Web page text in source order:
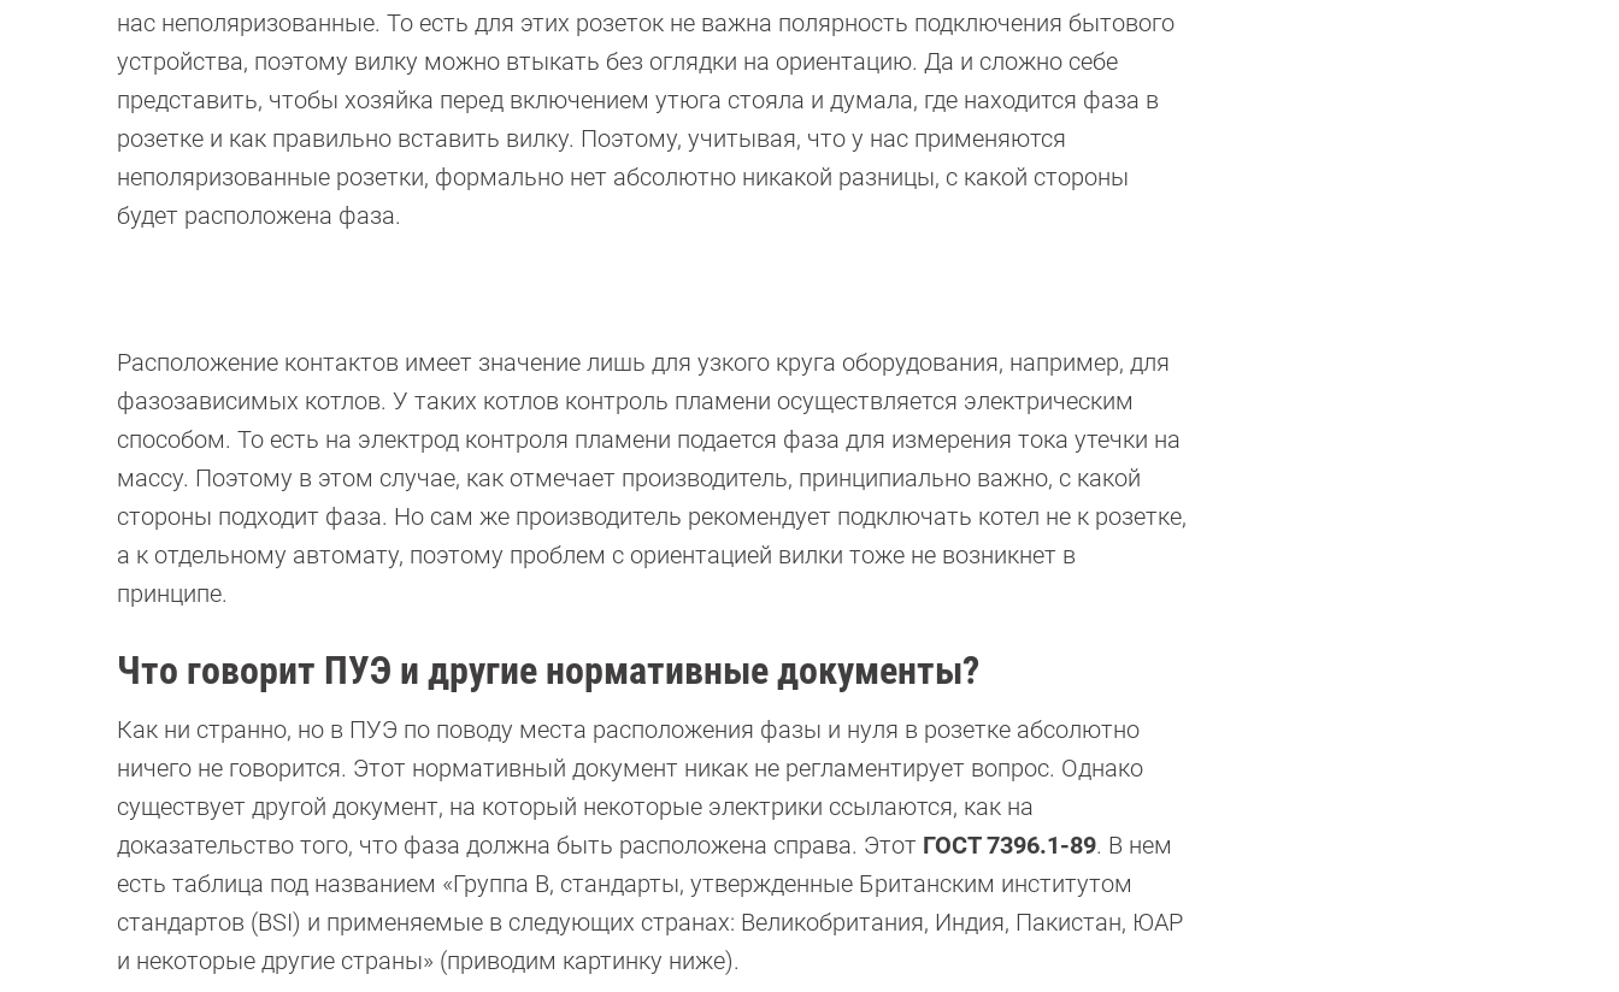
нас неполяризованные. То есть для этих розеток не важна полярность подключения бытового
устройства, поэтому вилку можно втыкать без оглядки на ориентацию. Да и сложно себе
представить, чтобы хозяйка перед включением утюга стояла и думала, где находится фаза в
розетке и как правильно вставить вилку. Поэтому, учитывая, что у нас применяются
неполяризованные розетки, формально нет абсолютно никакой разницы, с какой стороны
будет расположена фаза.
Расположение контактов имеет значение лишь для узкого круга оборудования, например, для
фазозависимых котлов. У таких котлов контроль пламени осуществляется электрическим
способом. То есть на электрод контроля пламени подается фаза для измерения тока утечки на
массу. Поэтому в этом случае, как отмечает производитель, принципиально важно, с какой
стороны подходит фаза. Но сам же производитель рекомендует подключать котел не к розетке,
а к отдельному автомату, поэтому проблем с ориентацией вилки тоже не возникнет в
принципе.
Что говорит ПУЭ и другие нормативные документы?
Как ни странно, но в ПУЭ по поводу места расположения фазы и нуля в розетке абсолютно
ничего не говорится. Этот нормативный документ никак не регламентирует вопрос. Однако
существует другой документ, на который некоторые электрики ссылаются, как на
доказательство того, что фаза должна быть расположена справа. Этот ГОСТ 7396.1-89. В нем
есть таблица под названием «Группа В, стандарты, утвержденные Британским институтом
стандартов (BSI) и применяемые в следующих странах: Великобритания, Индия, Пакистан, ЮАР
и некоторые другие страны» (приводим картинку ниже).